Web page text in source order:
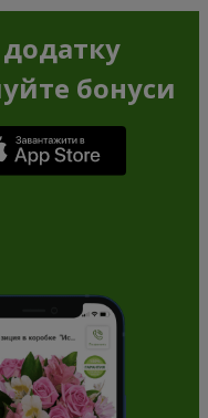
бонуси